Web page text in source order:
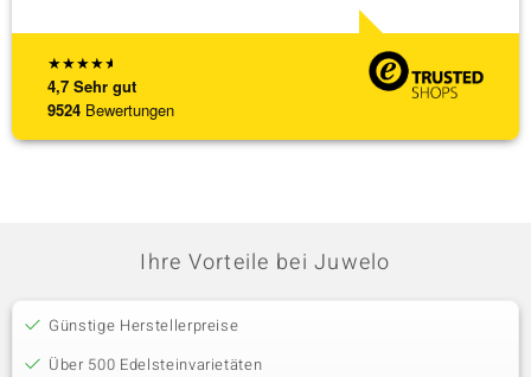
★★★★★
4,7 Sehr gut
9524 Bewertungen
Ihre Vorteile bei Juwelo
Günstige Herstellerpreise
Über 500 Edelsteinvarietäten